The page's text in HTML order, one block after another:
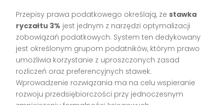
Przepisy prawa podatkowego określają, że stawka
ryczałtu 3% jest jednym z narzędzi optymalizacji
zobowiązań podatkowych. System ten dedykowany
jest określonym grupom podatników, którym prawo
umożliwia korzystanie z uproszczonych zasad
rozliczeń oraz preferencyjnych stawek.
Wprowadzenie rozwiązania ma na celu wspieranie
rozwoju przedsiębiorczości przy jednoczesnym